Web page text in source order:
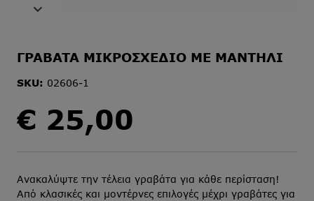
ΓΡΑΒΑΤΑ ΜΙΚΡΟΣΧΕΔΙΟ ΜΕ ΜΑΝΤΗΛΙ
SKU: 02606-1
€ 25,00
Ανακαλύψτε την τέλεια γραβάτα για κάθε περίσταση!
Από κλασικές και μοντέρνες επιλογές μέχρι γραβάτες για